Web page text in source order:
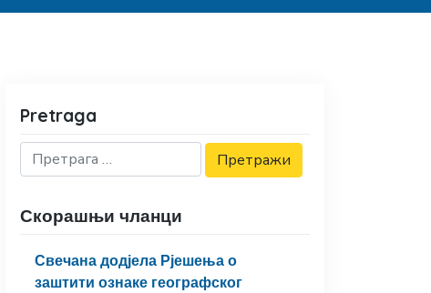
Pretraga
Скорашњи чланци
Свечана додјела Рјешења о
заштити ознаке географског